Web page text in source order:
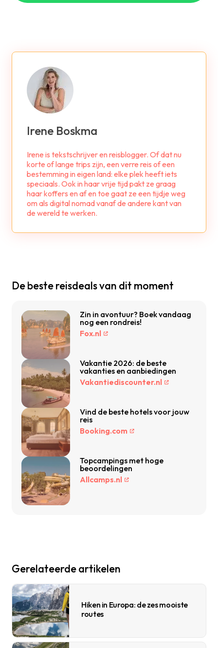
Irene Boskma
Irene is tekstschrijver en reisblogger. Of dat nu
korte of lange trips zijn, een verre reis of een
bestemming in eigen land: elke plek heeft iets
speciaals. Ook in haar vrije tijd pakt ze graag
haar koffers en af en toe gaat ze een tijdje weg
om als digital nomad vanaf de andere kant van
de wereld te werken.
De beste reisdeals van dit moment
Zin in avontuur? Boek vandaag
nog een rondreis!
Fox.nl
Vakantie 2026: de beste
vakanties en aanbiedingen
Vakantiediscounter.nl
Vind de beste hotels voor jouw
reis
Booking.com
Topcampings met hoge
beoordelingen
Allcamps.nl
Gerelateerde artikelen
Hiken in Europa: de zes mooiste
routes